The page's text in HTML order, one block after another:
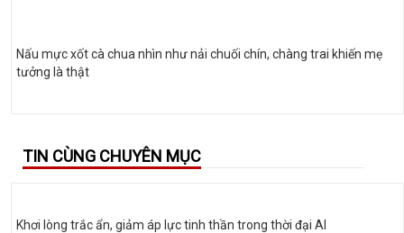
Nấu mực xốt cà chua nhìn như nải chuối chín, chàng trai khiến mẹ
tưởng là thật
TIN CÙNG CHUYÊN MỤC
Khơi lòng trắc ẩn, giảm áp lực tinh thần trong thời đại AI